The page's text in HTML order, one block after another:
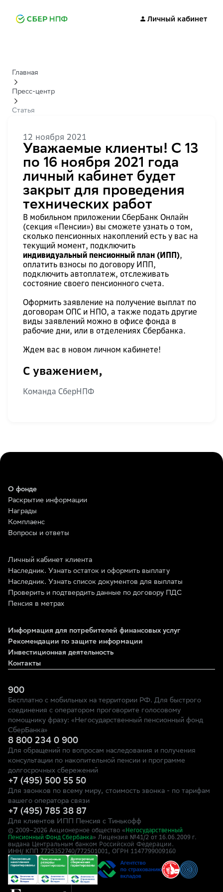
Личный кабинет
Главная
Пресс-центр
Статья
12 ноября 2021
Уважаемые клиенты! C 13
по 16 ноября 2021 года
личный кабинет будет
закрыт для проведения
технических работ
В мобильном приложении СберБанк Онлайн
(секция «Пенсии») вы сможете узнать о том,
сколько пенсионных накоплений есть у вас на
текущий момент, подключить
индивидуальный пенсионный план (ИПП),
оплатить взносы по договору ИПП,
подключить автоплатеж, отслеживать
состояние своего пенсионного счета.
Оформить заявление на получение выплат по
договорам ОПС и НПО, а также подать другие
виды заявлений можно в офисе фонда в
рабочие дни, или в отделениях Сбербанка.
Ждем вас в новом личном кабинете!
С уважением,
Команда СберНПФ
О фонде
Раскрытие информации
Награды
Комплаенс
Вопросы и ответы
Личный кабинет клиента
Наследник. Узнать остаток и оформить выплату
Наследник. Узнать список документов для выплаты
Проверить и подтвердить данные по договору ПДС
Пенсия в метрах
Информация для потребителей финансовых услуг
Рекомендации по защите информации
Инвестиционная деятельность
Контакты
900
Бесплатно с мобильных на территории РФ. Для быстрого
соединения с оператором проговорите голосовому
помощнику фразу: «Негосударственный пенсионный фонд
СберБанка»
8 800 234 0 900
Для обращений по вопросам наследования и получения
консультации по накопительной пенсии и программе
долгосрочных сбережений
+7 (495) 500 55 50
Для звонков по всему миру, стоимость звонка - по тарифам
вашего оператора связи
+7 (495) 785 38 87
Для клиентов ИПП Пенсия с Тинькофф
© 2009–2026 Акционерное общество « Негосударственный
Пенсионный Фонд Сбербанка» Лицензия №41/2 от 16.06.2009 г.
выдана Центральным банком Российской Федерации.
ИНН/ КПП 7725352740/772501001, ОГРН 1147799009160